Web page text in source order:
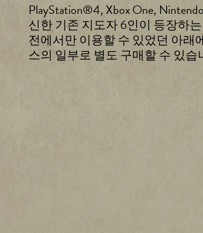
PlayStation®4, Xbox One,
신한 기존 지도자 6인이 등장하
전에서만 이용할 수 있었던 아래
스의 일부로 별도 구매할 수 있습